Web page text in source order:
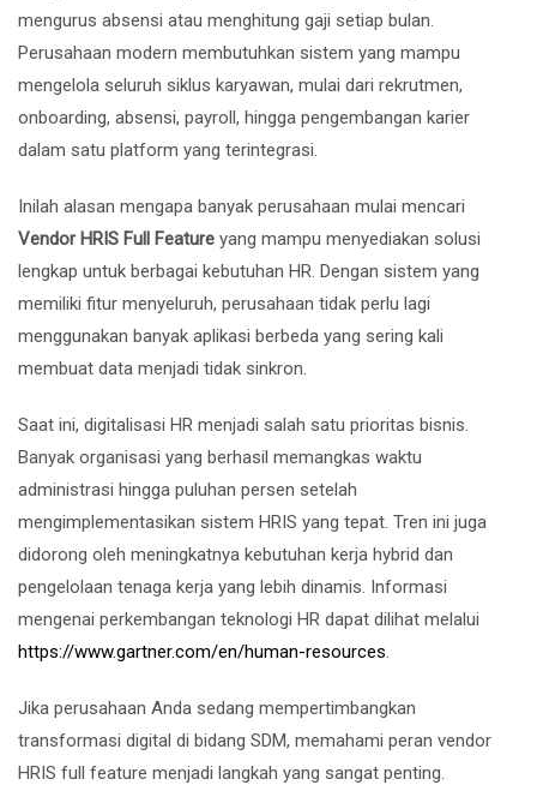
mengurus absensi atau menghitung gaji setiap bulan.
Perusahaan modern membutuhkan sistem yang mampu
mengelola seluruh siklus karyawan, mulai dari rekrutmen,
onboarding, absensi, payroll, hingga pengembangan karier
dalam satu platform yang terintegrasi.
Inilah alasan mengapa banyak perusahaan mulai mencari
Vendor HRIS Full Feature yang mampu menyediakan solusi
lengkap untuk berbagai kebutuhan HR. Dengan sistem yang
memiliki fitur menyeluruh, perusahaan tidak perlu lagi
menggunakan banyak aplikasi berbeda yang sering kali
membuat data menjadi tidak sinkron.
Saat ini, digitalisasi HR menjadi salah satu prioritas bisnis.
Banyak organisasi yang berhasil memangkas waktu
administrasi hingga puluhan persen setelah
mengimplementasikan sistem HRIS yang tepat. Tren ini juga
didorong oleh meningkatnya kebutuhan kerja hybrid dan
pengelolaan tenaga kerja yang lebih dinamis. Informasi
mengenai perkembangan teknologi HR dapat dilihat melalui
https://www.gartner.com/en/human-resources.
Jika perusahaan Anda sedang mempertimbangkan
transformasi digital di bidang SDM, memahami peran vendor
HRIS full feature menjadi langkah yang sangat penting.